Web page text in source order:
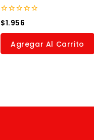
0
out
of
$1.956
Agregar Al Carrito